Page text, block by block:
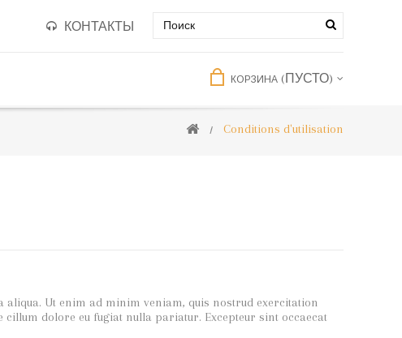
КОНТАКТЫ
КОРЗИНА (ПУСТО)
Conditions d'utilisation
Ut enim ad minim veniam, quis nostrud exercitation
dolore eu fugiat nulla pariatur. Excepteur sint occaecat